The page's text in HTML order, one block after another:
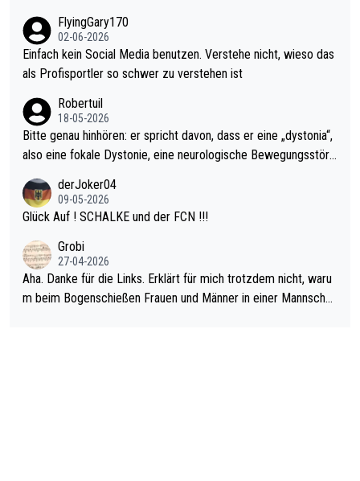
gas) antun würde, wenn er doch eigentlich die PDC-WM als Zi
el hat.
s Leben in den Griff kriegen. Nur eins wundert mich: Luke Little
r war doch neulich erst derjenige, der über Social Media GvV p
rovoziert hat. Und Littlers Mutter schießt öfters mal gegen Ric
FlyingGary170
02-06-2026
Einfach kein Social Media benutzen. Verstehe nicht, wieso das
als Profisportler so schwer zu verstehen ist
Robertuil
18-05-2026
Bitte genau hinhören: er spricht davon, dass er eine „dystonia“,
also eine fokale Dystonie, eine neurologische Bewegungsstöru
erden, im Arm hat. Und, dass Medikamente ihm helfen! Ich glau
be immer noch, dass sehr viele der Dartits-Fälle fälschlich psy
diese könnten teils wirksam behandelt werden! Dafür müsste
man nur zum Neurologen und nicht zum Mentaltrainer gehen…
derJoker04
09-05-2026
Glück Auf ! SCHALKE und der FCN !!!
Grobi
27-04-2026
Aha. Danke für die Links. Erklärt für mich trotzdem nicht, waru
m beim Bogenschießen Frauen und Männer in einer Mannschaf